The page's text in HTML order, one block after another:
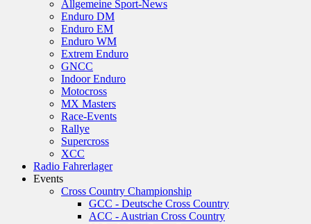
Allgemeine Sport-News
Enduro DM
Enduro EM
Enduro WM
Extrem Enduro
GNCC
Indoor Enduro
Motocross
MX Masters
Race-Events
Rallye
Supercross
XCC
Radio Fahrerlager
Events
Cross Country Championship
GCC - Deutsche Cross Country
ACC - Austrian Cross Country